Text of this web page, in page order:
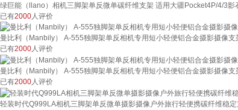
绿巨能（llano）相机三脚架单反微单碳纤维支架 适用大疆Pocket4P/4/3
已有2000 人评价
曼比利（Manbily） A-555独脚架单反相机专用短小轻便铝合金摄影摄像
已有2000人评价
曼比利（Manbily） A-555独脚架单反相机专用短小轻便铝合金摄影摄像
已有2000人评价
轻装时代Q999LA相机三脚架单反微单摄影摄像户外旅行轻便携碳纤维稳